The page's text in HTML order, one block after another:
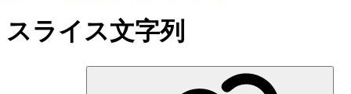
スライス文字列